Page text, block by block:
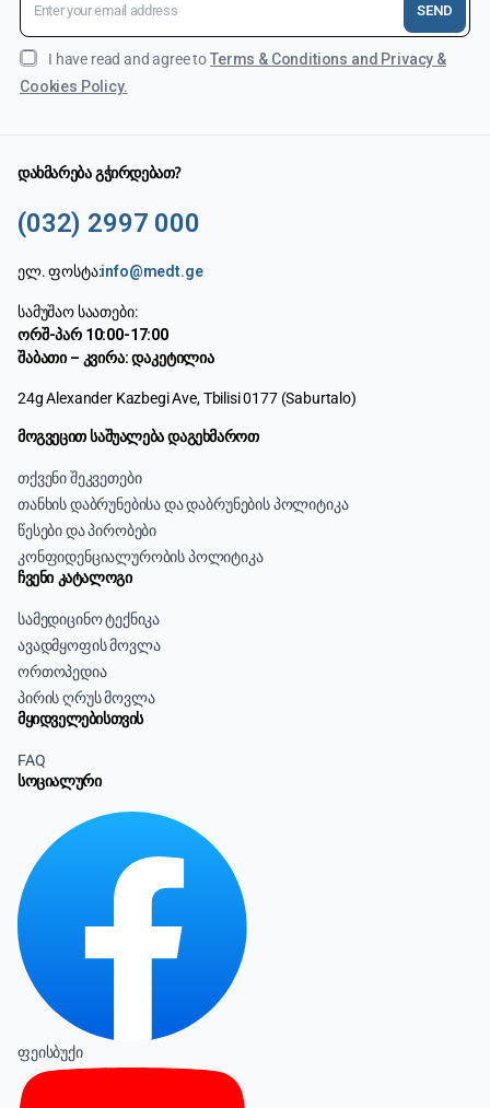
SEND
I have read and agree toTerms & Conditions and Privacy &
Cookies Policy.
დახმარება გჭირდებათ?
(032) 2997 000
ელ. ფოსტა:info@medt.ge
სამუშაო საათები:
ორშ-პარ 10:00-17:00
შაბათი – კვირა: დაკეტილია
24g Alexander Kazbegi Ave, Tbilisi 0177 (Saburtalo)
მოგვეცით საშუალება დაგეხმაროთ
თქვენი შეკვეთები
თანხის დაბრუნებისა და დაბრუნების პოლიტიკა
წესები და პირობები
კონფიდენციალურობის პოლიტიკა
ჩვენი კატალოგი
სამედიცინო ტექნიკა
ავადმყოფის მოვლა
ორთოპედია
პირის ღრუს მოვლა
მყიდველებისთვის
FAQ
სოციალური
ფეისბუქი